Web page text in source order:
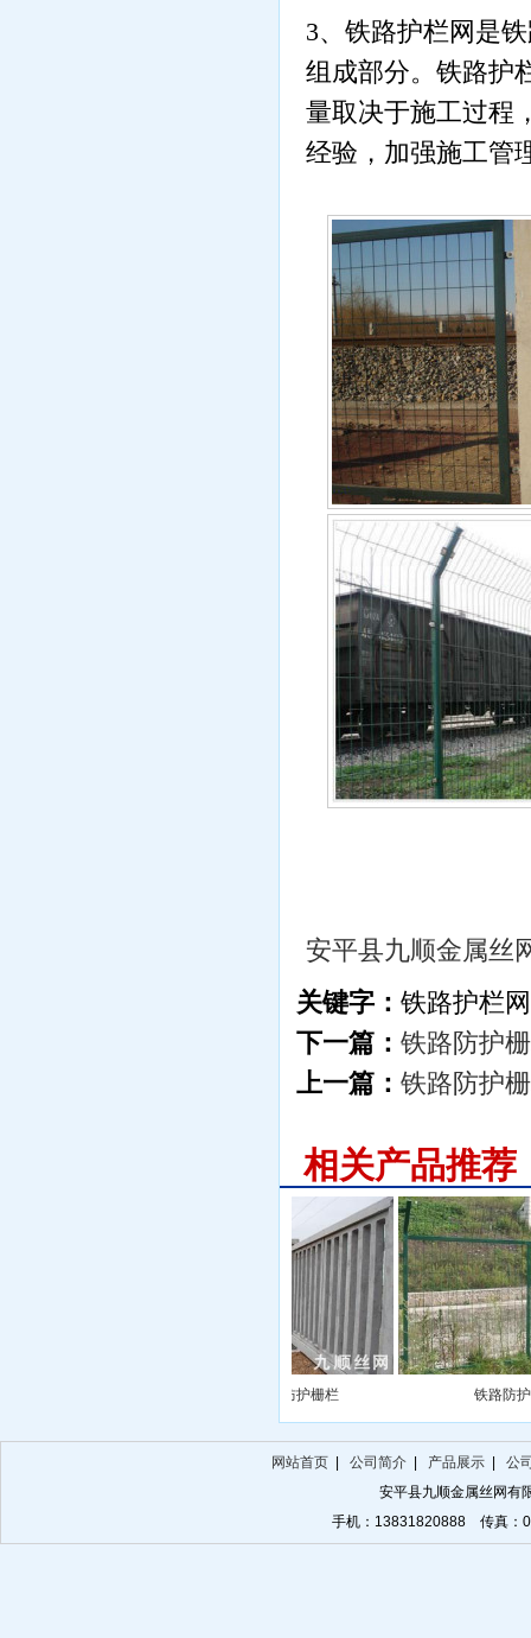
3、铁路护栏网是
组成部分。铁路护
量取决于施工过程
经验，加强施工管
安平县九顺金属丝
关键字： 铁路护栏网
下一篇： 铁路防护
上一篇： 铁路防护
相关产品推荐
钢筋混凝土防护栅栏 铁路防
网站首页| 公司简介| 产品展示| 公
安平县九顺金属丝网有
手机：13831820888 传真：